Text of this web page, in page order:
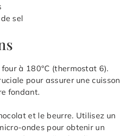
sel
à 180°C (thermostat 6).
pour assurer une cuisson
fondant.
et le beurre. Utilisez un
ondes pour obtenir un